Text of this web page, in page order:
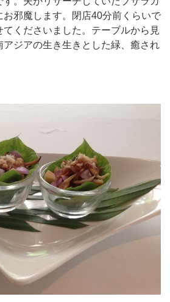
お邪魔します。閉店40分前くらいで
てくださいました。テーブルから見
アジアの生き生きとした緑、癒され